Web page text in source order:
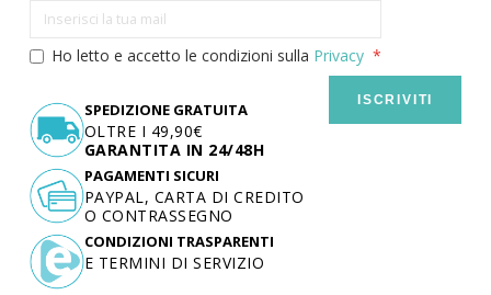
Ho letto e accetto le condizioni sulla Privacy
ISCRIVITI
SPEDIZIONE GRATUITA
OLTRE I 49,90€
GARANTITA IN 24/48H
PAGAMENTI SICURI
PAYPAL, CARTA DI CREDITO
O CONTRASSEGNO
CONDIZIONI TRASPARENTI
E TERMINI DI SERVIZIO